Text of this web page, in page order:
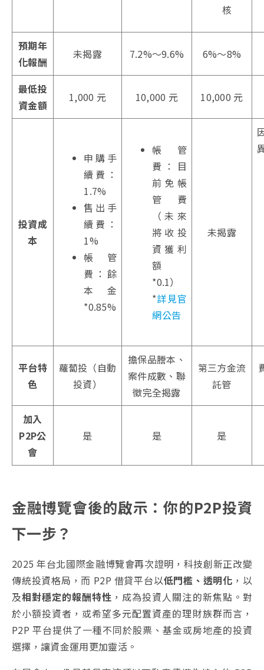
核
預期年
化報酬
未揭露 7.2%～9.6% 6%～8%
最低投
資金額
1,000 元 10,000 元 10,000 元
投資成
本
申購手
續費：
1.7%
售出手
續費：
1%
帳管
費：餘
本金
*0.85%
帳管
費：目
前免帳
管費
（未來
將收投
資獲利
額
*0.1）
*詳見官
網公告
未揭露
平台特
色
蘿蔔投（自動
投資）
擔保品謄本、
案件成數、聯
徵完全揭露
第三方金流
託管
加入
P2P公
會
是 是 是
金融博覽會後的啟示：你的P2P投資
下一步？
2025 年台北國際金融博覽會再次證明，科技創新正改變
傳統投資格局，而 P2P 借貸平台以低門檻、透明化 ，以
及相對穩定的報酬特性 ，成為投資人關注的新焦點。對
於小額投資者，或希望多元配置資產的理財族群而言，
P2P 平台提供了一種不同於股票、基金或房地產的投資
選擇，讓資金運用更加靈活。